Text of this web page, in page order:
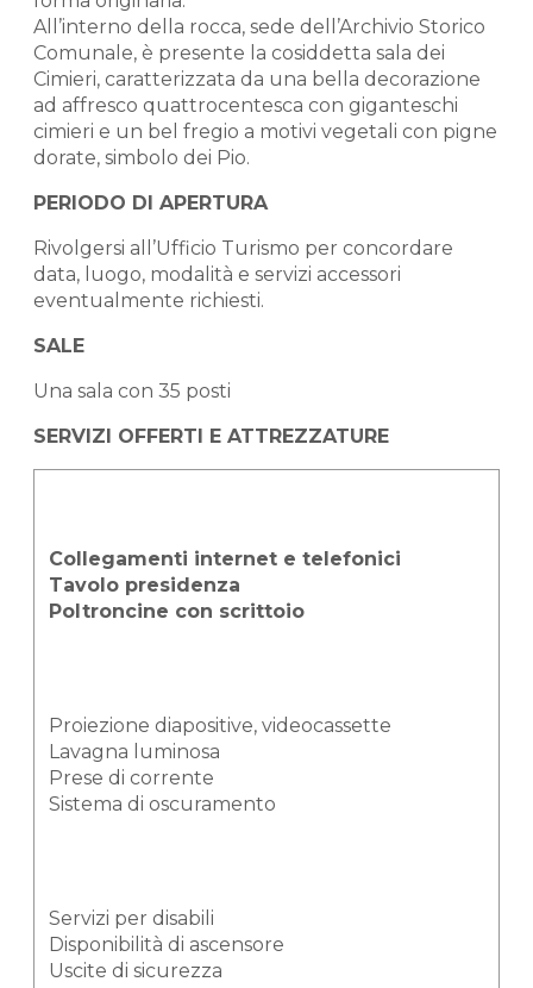
All’interno della rocca, sede dell’Archivio Storico
Comunale, è presente la cosiddetta sala dei
Cimieri, caratterizzata da una bella decorazione
ad affresco quattrocentesca con giganteschi
cimieri e un bel fregio a motivi vegetali con pigne
dorate, simbolo dei Pio.
PERIODO DI APERTURA
Rivolgersi all’Ufficio Turismo per concordare
data, luogo, modalità e servizi accessori
eventualmente richiesti.
SALE
Una sala con 35 posti
SERVIZI OFFERTI E ATTREZZATURE
Collegamenti internet e telefonici
Tavolo presidenza
Poltroncine con scrittoio
Proiezione diapositive, videocassette
Lavagna luminosa
Prese di corrente
Sistema di oscuramento
Servizi per disabili
Disponibilità di ascensore
Uscite di sicurezza